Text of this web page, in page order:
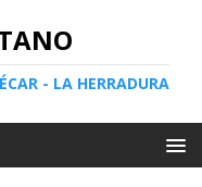
- LA HERRADURA